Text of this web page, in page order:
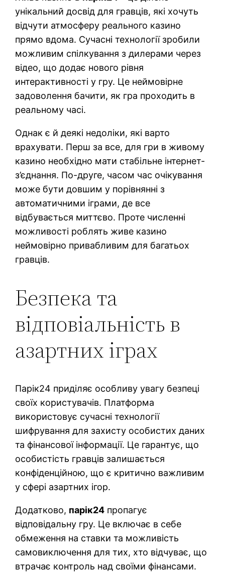
унікальний досвід для гравців, які хочуть
відчути атмосферу реального казино
прямо вдома. Сучасні технології зробили
можливим спілкування з дилерами через
відео, що додає нового рівня
интерактивності у гру. Це неймовірне
задоволення бачити, як гра проходить в
реальному часі.
Однак є й деякі недоліки, які варто
врахувати. Перш за все, для гри в живому
казино необхідно мати стабільне інтернет-
з’єднання. По-друге, часом час очікування
може бути довшим у порівнянні з
автоматичними іграми, де все
відбувається миттєво. Проте численні
можливості роблять живе казино
неймовірно привабливим для багатьох
гравців.
Безпека та
відповіальність в
азартних іграх
Парік24 приділяє особливу увагу безпеці
своїх користувачів. Платформа
використовує сучасні технології
шифрування для захисту особистих даних
та фінансової інформації. Це гарантує, що
особистість гравців залишається
конфіденційною, що є критично важливим
у сфері азартних ігор.
Додатково, парік24 пропагує
відповідальну гру. Це включає в себе
обмеження на ставки та можливість
самовиключення для тих, хто відчуває, що
втрачає контроль над своїми фінансами.